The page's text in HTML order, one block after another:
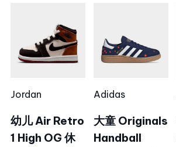
Jordan
幼儿 Air Retro
1 High OG 休
Adidas
大童 Originals
Handball